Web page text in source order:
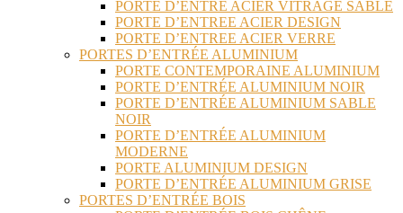
PORTE D’ENTRE ACIER VITRAGE SABLE
PORTE D’ENTREE ACIER DESIGN
PORTE D’ENTREE ACIER VERRE
PORTES D’ENTRÉE ALUMINIUM
PORTE CONTEMPORAINE ALUMINIUM
PORTE D’ENTRÉE ALUMINIUM NOIR
PORTE D’ENTRÉE ALUMINIUM SABLE
NOIR
PORTE D’ENTRÉE ALUMINIUM
MODERNE
PORTE ALUMINIUM DESIGN
PORTE D’ENTRÉE ALUMINIUM GRISE
PORTES D’ENTRÉE BOIS